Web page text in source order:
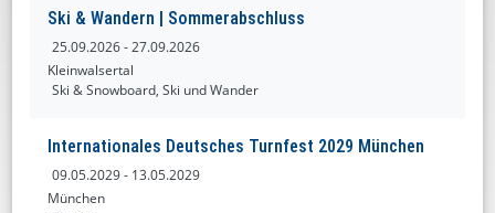
Ski & Wandern | Sommerabschluss
25.09.2026- 27.09.2026
Kleinwalsertal
Ski & Snowboard, Ski und Wander
Internationales Deutsches Turnfest 2029 München
09.05.2029- 13.05.2029
München